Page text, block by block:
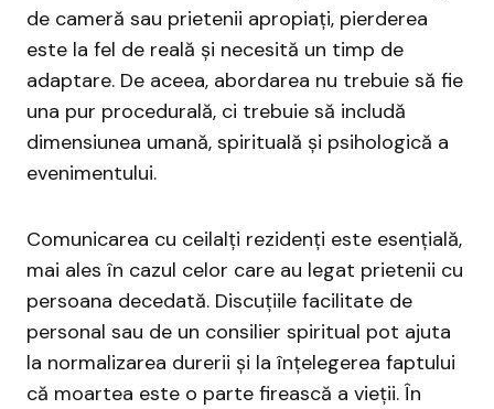
de cameră sau prietenii apropiați, pierderea
este la fel de reală și necesită un timp de
adaptare. De aceea, abordarea nu trebuie să fie
una pur procedurală, ci trebuie să includă
dimensiunea umană, spirituală și psihologică a
evenimentului.
Comunicarea cu ceilalți rezidenți este esențială,
mai ales în cazul celor care au legat prietenii cu
persoana decedată. Discuțiile facilitate de
personal sau de un consilier spiritual pot ajuta
la normalizarea durerii și la înțelegerea faptului
că moartea este o parte firească a vieții. În